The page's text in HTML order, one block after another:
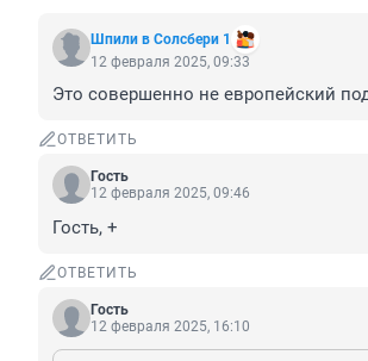
Шпили в Солсбери 1
12 февраля 2025, 09:33
Это совершенно не европейский
ОТВЕТИТЬ
Гость
12 февраля 2025, 09:46
Гость, +
ОТВЕТИТЬ
Гость
12 февраля 2025, 16:10